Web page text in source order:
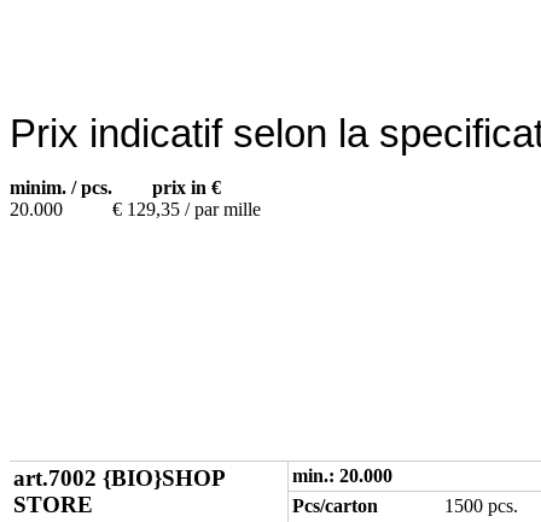
Prix indicatif selon la
minim. / pcs.
prix in €
20.000
€ 129,35 / par mille
art.7002 {BIO}SHOP
STORE
min.: 20.000
Pcs/carton
1500 pcs.